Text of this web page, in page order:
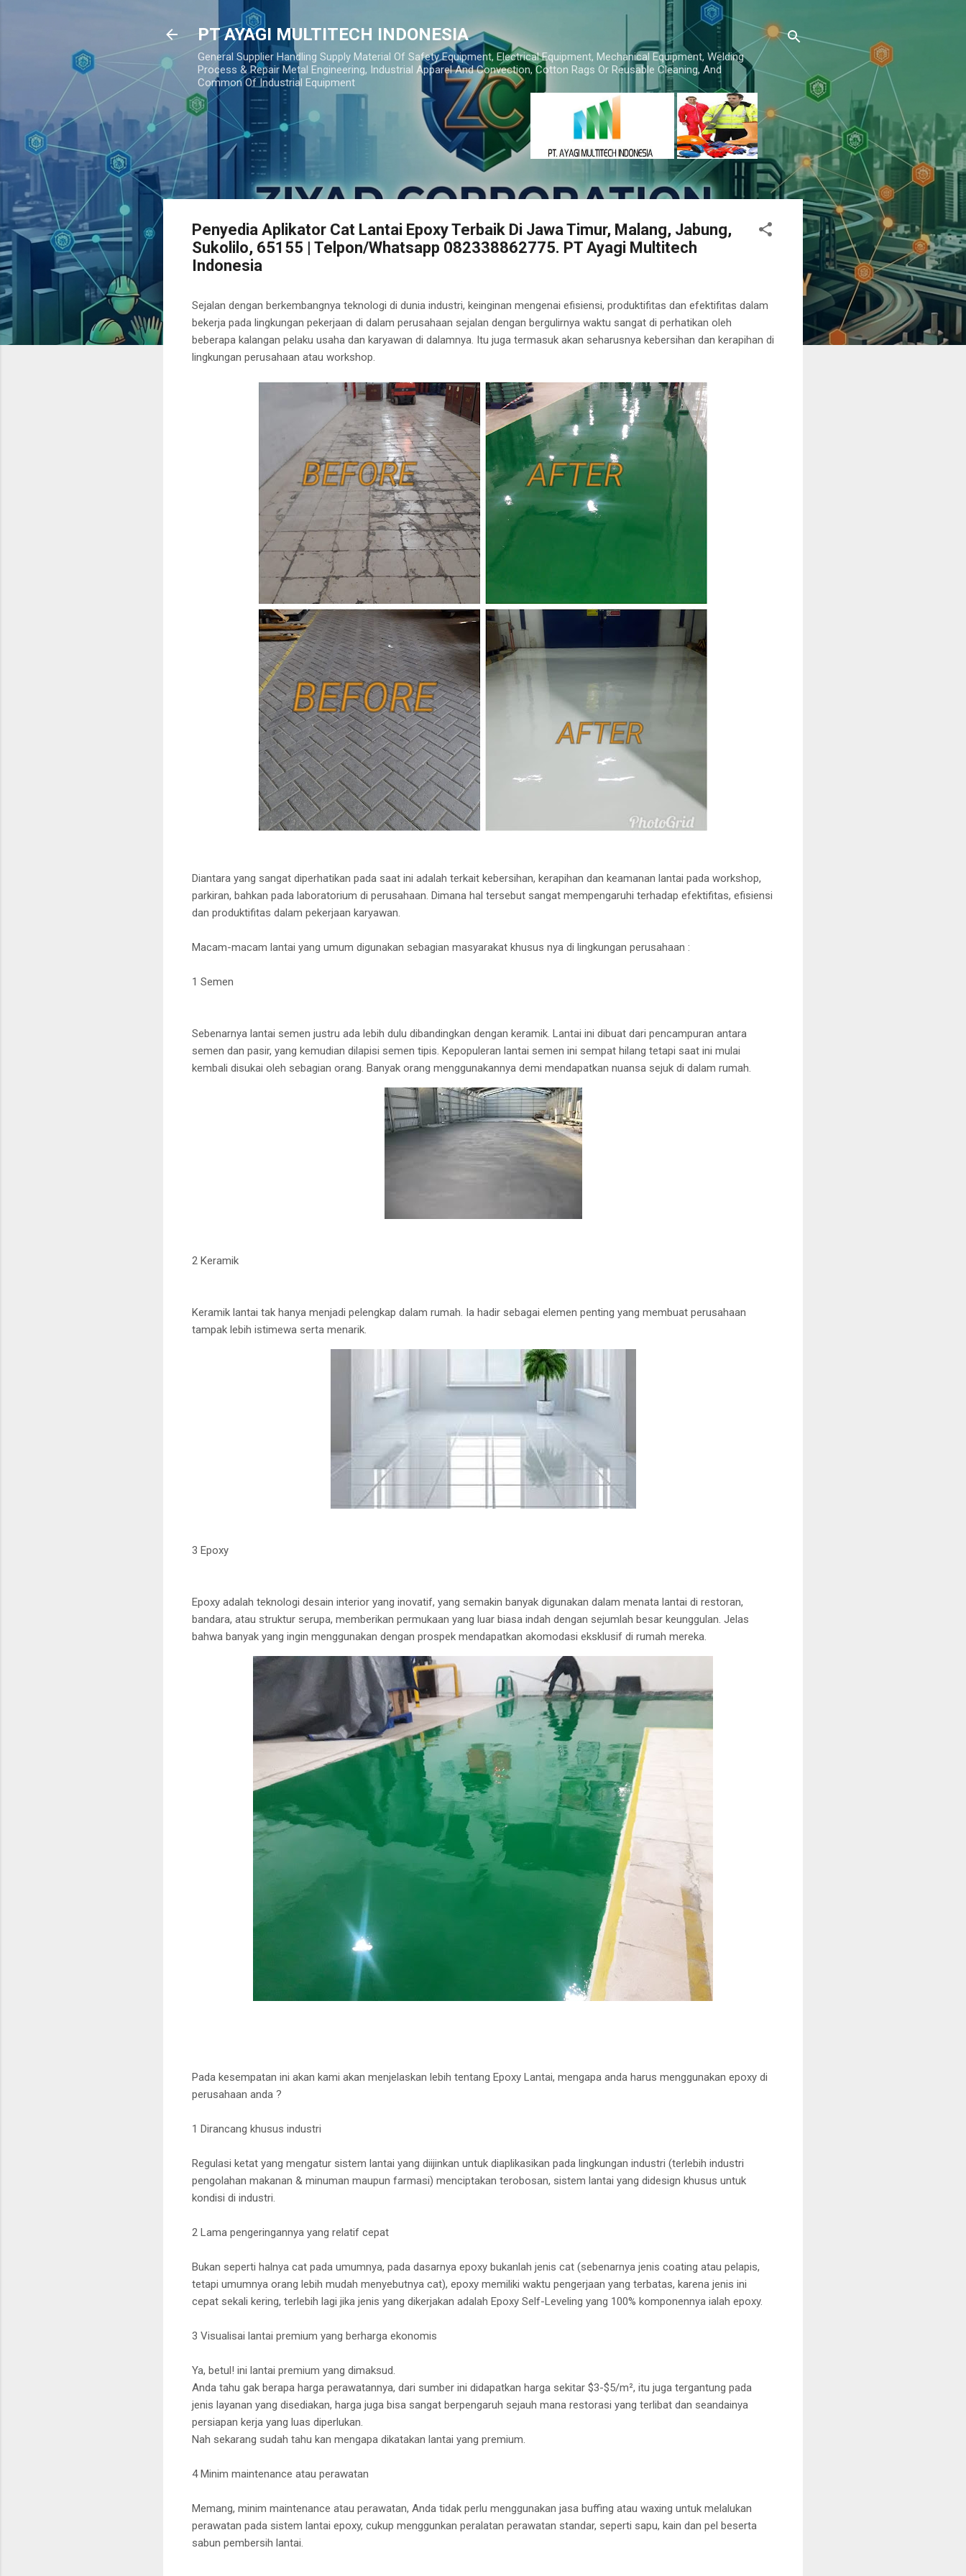
PT AYAGI MULTITECH INDONESIA
General Supplier Handling Supply Material Of Safety Equipment, Electrical Equipment, Mechanical Equipment, Welding
Process & Repair Metal Engineering, Industrial Apparel And Convection, Cotton Rags Or Reusable Cleaning, And
Common Of Industrial Equipment
Penyedia Aplikator Cat Lantai Epoxy Terbaik Di Jawa Timur, Malang, Jabung,
Sukolilo, 65155 | Telpon/Whatsapp 082338862775. PT Ayagi Multitech
Indonesia
Sejalan dengan berkembangnya teknologi di dunia industri, keinginan mengenai efisiensi, produktifitas dan efektifitas dalam
bekerja pada lingkungan pekerjaan di dalam perusahaan sejalan dengan bergulirnya waktu sangat di perhatikan oleh
beberapa kalangan pelaku usaha dan karyawan di dalamnya. Itu juga termasuk akan seharusnya kebersihan dan kerapihan di
lingkungan perusahaan atau workshop.
Diantara yang sangat diperhatikan pada saat ini adalah terkait kebersihan, kerapihan dan keamanan lantai pada workshop,
parkiran, bahkan pada laboratorium di perusahaan. Dimana hal tersebut sangat mempengaruhi terhadap efektifitas, efisiensi
dan produktifitas dalam pekerjaan karyawan.
Macam-macam lantai yang umum digunakan sebagian masyarakat khusus nya di lingkungan perusahaan :
1 Semen
Sebenarnya lantai semen justru ada lebih dulu dibandingkan dengan keramik. Lantai ini dibuat dari pencampuran antara
semen dan pasir, yang kemudian dilapisi semen tipis. Kepopuleran lantai semen ini sempat hilang tetapi saat ini mulai
kembali disukai oleh sebagian orang. Banyak orang menggunakannya demi mendapatkan nuansa sejuk di dalam rumah.
2 Keramik
Keramik lantai tak hanya menjadi pelengkap dalam rumah. Ia hadir sebagai elemen penting yang membuat perusahaan
tampak lebih istimewa serta menarik.
3 Epoxy
Epoxy adalah teknologi desain interior yang inovatif, yang semakin banyak digunakan dalam menata lantai di restoran,
bandara, atau struktur serupa, memberikan permukaan yang luar biasa indah dengan sejumlah besar keunggulan. Jelas
bahwa banyak yang ingin menggunakan dengan prospek mendapatkan akomodasi eksklusif di rumah mereka.
Pada kesempatan ini akan kami akan menjelaskan lebih tentang Epoxy Lantai, mengapa anda harus menggunakan epoxy di
perusahaan anda ?
1 Dirancang khusus industri
Regulasi ketat yang mengatur sistem lantai yang diijinkan untuk diaplikasikan pada lingkungan industri (terlebih industri
pengolahan makanan & minuman maupun farmasi) menciptakan terobosan, sistem lantai yang didesign khusus untuk
kondisi di industri.
2 Lama pengeringannya yang relatif cepat
Bukan seperti halnya cat pada umumnya, pada dasarnya epoxy bukanlah jenis cat (sebenarnya jenis coating atau pelapis,
tetapi umumnya orang lebih mudah menyebutnya cat), epoxy memiliki waktu pengerjaan yang terbatas, karena jenis ini
cepat sekali kering, terlebih lagi jika jenis yang dikerjakan adalah Epoxy Self-Leveling yang 100% komponennya ialah epoxy.
3 Visualisai lantai premium yang berharga ekonomis
Ya, betul! ini lantai premium yang dimaksud.
Anda tahu gak berapa harga perawatannya, dari sumber ini didapatkan harga sekitar $3-$5/m², itu juga tergantung pada
jenis layanan yang disediakan, harga juga bisa sangat berpengaruh sejauh mana restorasi yang terlibat dan seandainya
persiapan kerja yang luas diperlukan.
Nah sekarang sudah tahu kan mengapa dikatakan lantai yang premium.
4 Minim maintenance atau perawatan
Memang, minim maintenance atau perawatan, Anda tidak perlu menggunakan jasa buffing atau waxing untuk melalukan
perawatan pada sistem lantai epoxy, cukup menggunkan peralatan perawatan standar, seperti sapu, kain dan pel beserta
sabun pembersih lantai.